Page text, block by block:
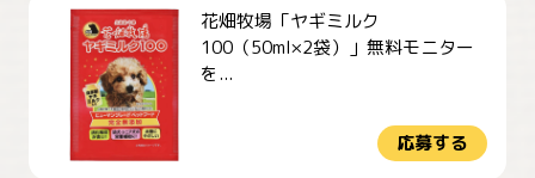
花畑牧場「ヤギミルク
100（50ml×2袋）」無料モニター
を...
応募する